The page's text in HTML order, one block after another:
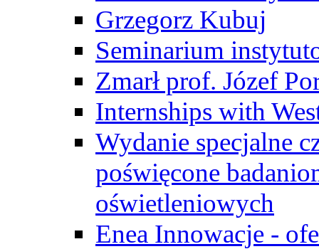
Grzegorz Kubuj
Seminarium
Zmarł prof. Józef
Internships with
Wydanie specjalne
poświęcone
oświetleniowych
Enea Innowacje -